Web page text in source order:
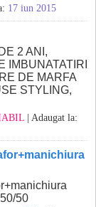
17 iun 2015
2 ANI,
IMBUNATATIRI
DE MARFA
STYLING,
| Adaugat la:
50